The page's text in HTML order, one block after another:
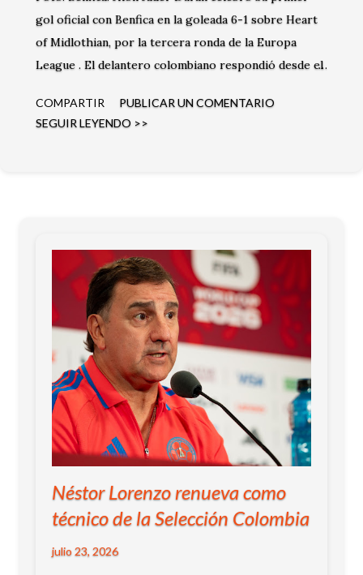
gol oficial con Benfica en la goleada 6-1 sobre Heart
of Midlothian, por la tercera ronda de la Europa
League . El delantero colombiano respondió desde el
disputó.
COMPARTIR
PUBLICAR UN COMENTARIO
SEGUIR LEYENDO >>
Néstor Lorenzo renueva como
técnico de la Selección Colombia
julio 23, 2026